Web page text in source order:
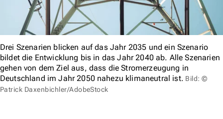
Drei Szenarien blicken auf das Jahr 2035 und ein Szenario
bildet die Entwicklung bis in das Jahr 2040 ab. Alle Szenarien
gehen von dem Ziel aus, dass die Stromerzeugung in
Deutschland im Jahr 2050 nahezu klimaneutral ist. Bild: ©
Patrick Daxenbichler/AdobeStock